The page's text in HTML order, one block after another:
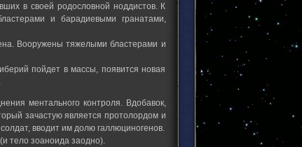
в своей родословной ноддистов. К
и барадиевыми гранатами,
Вооружены тяжелыми бластерами и
пойдет в массы, появится новая
ментального контроля. Вдобавок,
зачастую является протолордом и
вводит им долю галлюциногенов.
тело зоаноида заодно).